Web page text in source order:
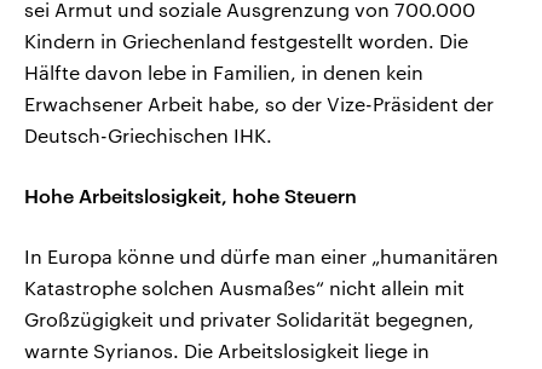
sei Armut und soziale Ausgrenzung von 700.000
Kindern in Griechenland festgestellt worden. Die
Hälfte davon lebe in Familien, in denen kein
Erwachsener Arbeit habe, so der Vize-Präsident der
Deutsch-Griechischen IHK.
Hohe Arbeitslosigkeit, hohe Steuern
In Europa könne und dürfe man einer „humanitären
Katastrophe solchen Ausmaßes“ nicht allein mit
Großzügigkeit und privater Solidarität begegnen,
warnte Syrianos. Die Arbeitslosigkeit liege in